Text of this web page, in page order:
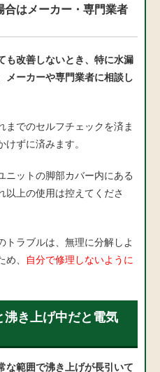
合はメーカー・専門業者
も改善しないとき、特に水漏
メーカーや専門業者に相談し
までのセルフチェックを済ま
ずに済みます。
ニットの脚部カバー内にある
以上の使用は控えてくださ
トラブルは、無理に分解しよ
、
自分で修理しないように
沸き上げ中だと電気
な範囲で沸き上げが長引いて